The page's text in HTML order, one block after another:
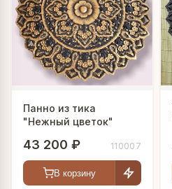
Панно из тика
"Нежный цветок"
43 200 ₽ 110007
В корзину